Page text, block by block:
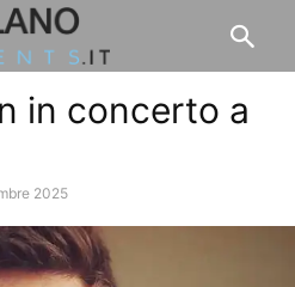
in concerto a
2025